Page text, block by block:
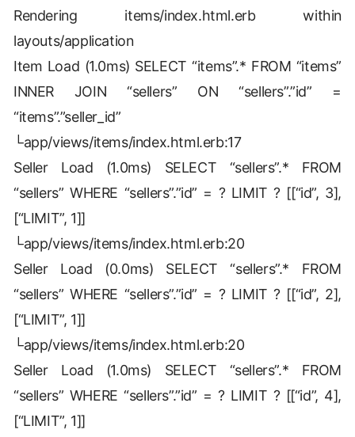
Rendering items/index.html.erb within
layouts/application
Item Load (1.0ms) SELECT “items”.* FROM “items”
INNER JOIN “sellers” ON “sellers”.”id” =
“items”.”seller_id”
└app/views/items/index.html.erb:17
Seller Load (1.0ms) SELECT “sellers”.* FROM
“sellers” WHERE “sellers”.”id” = ? LIMIT ? [[“id”, 3],
[“LIMIT”, 1]]
└app/views/items/index.html.erb:20
Seller Load (0.0ms) SELECT “sellers”.* FROM
“sellers” WHERE “sellers”.”id” = ? LIMIT ? [[“id”, 2],
[“LIMIT”, 1]]
└app/views/items/index.html.erb:20
Seller Load (1.0ms) SELECT “sellers”.* FROM
“sellers” WHERE “sellers”.”id” = ? LIMIT ? [[“id”, 4],
[“LIMIT”, 1]]